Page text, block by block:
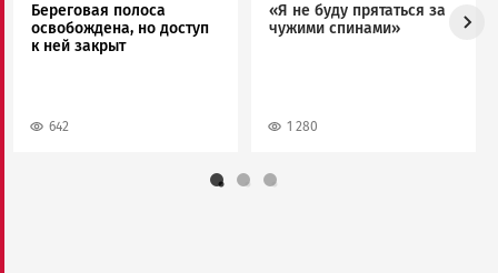
Береговая полоса
освобождена, но доступ
к ней закрыт
642
«Я не буду прятаться за
чужими спинами»
1 280